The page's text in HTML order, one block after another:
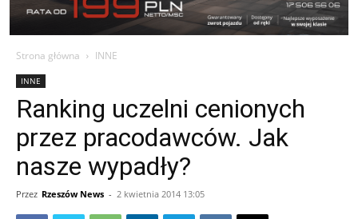
Strona główna INNE
INNE
Ranking uczelni cenionych
przez pracodawców. Jak
nasze wypadły?
Przez Rzeszów News - 2 kwietnia 2014 13:05